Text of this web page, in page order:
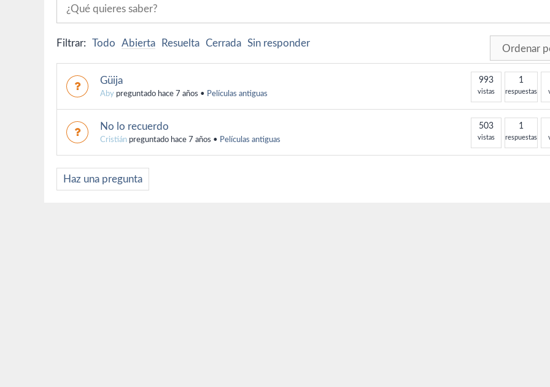
Filtrar: Todo Abierta Resuelta Cerrada Sin responder
Güija
Aby preguntado hace 7 años • Películas antiguas
993
vistas
1
respuestas
No lo recuerdo
Cristián preguntado hace 7 años • Películas antiguas
503
vistas
1
respuestas
Haz una pregunta